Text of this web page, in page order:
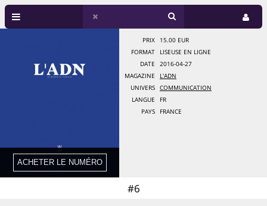
#6
PRIX
15.00 EUR
FORMAT
LISEUSE EN LIGNE
DATE
2016-04-27
MAGAZINE
L'ADN
UNIVERS
COMMUNICATION
LANGUE
FR
PAYS
FRANCE